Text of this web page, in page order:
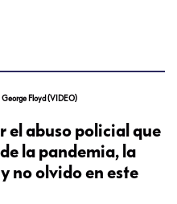
George Floyd (VIDEO)
el abuso policial que
la pandemia, la
no olvido en este